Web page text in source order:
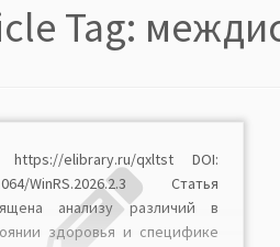
Tag:
https://elibrary.ru/qxltst DOI:
WinRS.2026.2.3 Статья
анализу различий в
здоровья и специфике